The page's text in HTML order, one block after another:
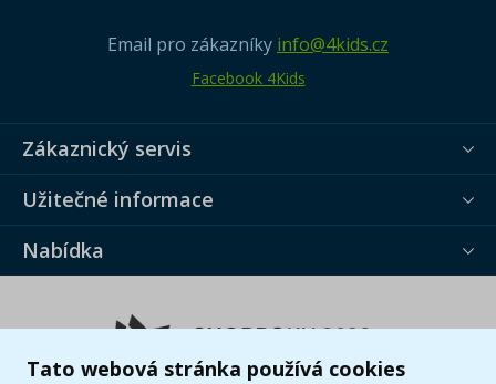
Tato webová stránka používá cookies
Email pro zákazníky info@4kids.cz
Facebook 4Kids
Zákaznický servis
Užitečné informace
Nabídka